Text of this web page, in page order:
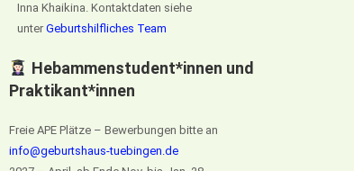
Inna Khaikina. Kontaktdaten siehe
unter Geburtshilfliches Team
Hebammenstudent*innen und
Praktikant*innen
Freie APE Plätze – Bewerbungen bitte an
info@geburtshaus-tuebingen.de